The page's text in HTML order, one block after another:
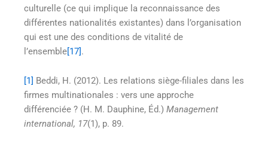
culturelle (ce qui implique la reconnaissance des
différentes nationalités existantes) dans l’organisation
qui est une des conditions de vitalité de
l’ensemble[17].
[1] Beddi, H. (2012). Les relations siège-filiales dans les
firmes multinationales : vers une approche
différenciée ? (H. M. Dauphine, Éd.) Management
international, 17(1), p. 89.